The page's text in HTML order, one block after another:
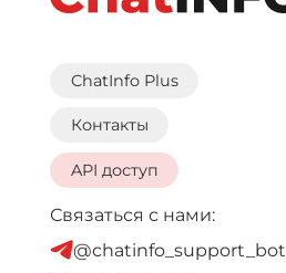
ChatInfo Plus
Контакты
API доступ
Связаться с нами:
@chatinfo_support_bot